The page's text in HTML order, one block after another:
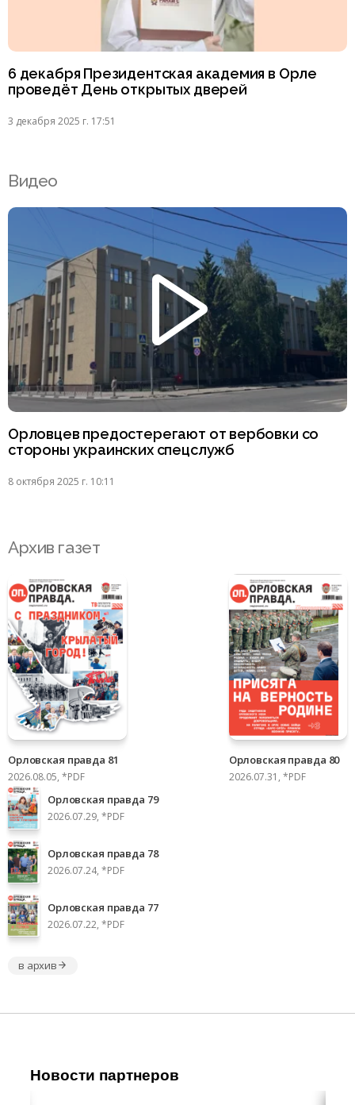
6 декабря Президентская академия в Орле
проведёт День открытых дверей
3 декабря 2025 г. 17:51
Видео
Орловцев предостерегают от вербовки со
стороны украинских спецслужб
8 октября 2025 г. 10:11
Архив газет
Орловская правда 81
2026.08.05, *PDF
Орловская правда 80
2026.07.31, *PDF
Орловская правда 79
2026.07.29, *PDF
Орловская правда 78
2026.07.24, *PDF
Орловская правда 77
2026.07.22, *PDF
в архив
Новости партнеров